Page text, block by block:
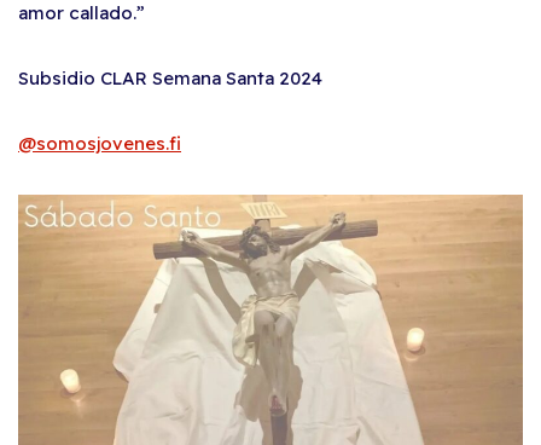
amor callado.”
Subsidio CLAR Semana Santa 2024
@somosjovenes.fi